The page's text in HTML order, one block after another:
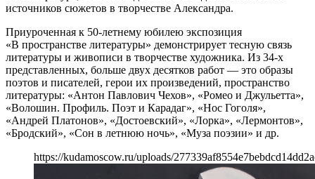
источников сюжетов в творчестве Александра.
Приуроченная к 50-летнему юбилею экспозиция
«В пространстве литературы» демонстрирует тесную связь
литературы и живописи в творчестве художника. Из 34-х
представленных, больше двух десятков работ — это образы
поэтов и писателей, герои их произведений, пространство
литературы: «Антон Павлович Чехов», «Ромео и Джульетта»,
«Волошин. Профиль. Поэт и Карадаг», «Нос Гоголя»,
«Андрей Платонов», «Достоевский», «Лорка», «Лермонтов»,
«Бродский», «Сон в летнюю ночь», «Муза поэзии» и др.
https://kudamoscow.ru/uploads/